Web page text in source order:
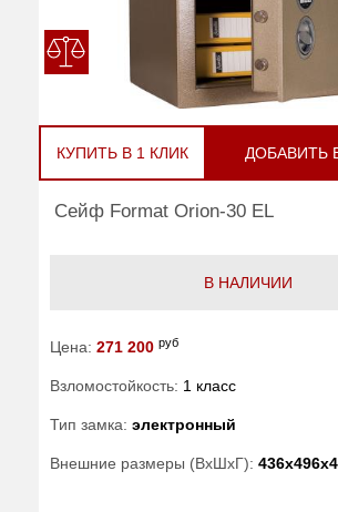
КУПИТЬ В 1 КЛИК ДОБАВИТЬ
Сейф Format Orion-30 EL
В НАЛИЧИИ
Цена: 271 200 руб
Взломостойкость: 1 класс
Тип замка: электронный
Внешние размеры (ВхШхГ):